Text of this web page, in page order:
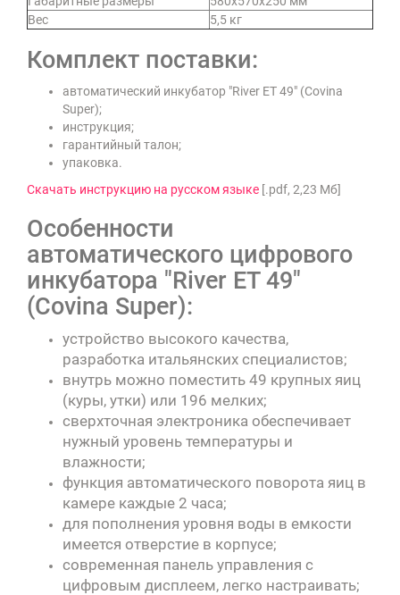
Вес
5,5 кг
Комплект поставки:
автоматический инкубатор "River ET 49" (Covina
Super);
инструкция;
гарантийный талон;
упаковка.
Скачать инструкцию на русском языке [.pdf, 2,23 Мб]
Особенности
автоматического цифрового
инкубатора "River ET 49"
(Covina Super):
устройство высокого качества,
разработка итальянских специалистов;
внутрь можно поместить 49 крупных яиц
(куры, утки) или 196 мелких;
сверхточная электроника обеспечивает
нужный уровень температуры и
влажности;
функция автоматического поворота яиц в
камере каждые 2 часа;
для пополнения уровня воды в емкости
имеется отверстие в корпусе;
современная панель управления с
цифровым дисплеем, легко настраивать;